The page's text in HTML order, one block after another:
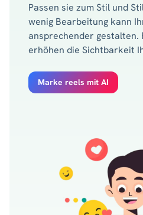
Passen sie zum Stil und
wenig Bearbeitung kann
ansprechender gestalten.
erhöhen die Sichtbarkeit
Marke reels mit AI